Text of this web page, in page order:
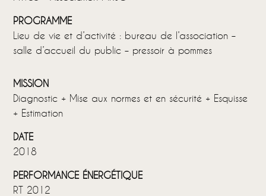
PROGRAMME
Lieu de vie et d’activité : bureau de l’association –
salle d’accueil du public – pressoir à pommes
MISSION
Diagnostic + Mise aux normes et en sécurité + Esquisse
+ Estimation
DATE
2018
PERFORMANCE ÉNERGÉTIQUE
RT 2012